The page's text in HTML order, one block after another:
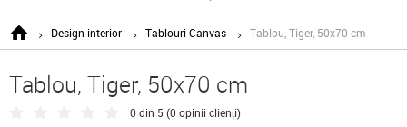
Design interior Tablouri Canvas Tablou, Tiger, 50x70 cm
Tablou, Tiger, 50x70 cm
0 din 5 (0 opinii clienți)